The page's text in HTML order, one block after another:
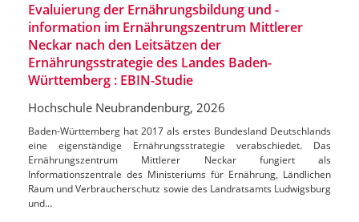
Evaluierung der Ernährungsbildung und -
information im Ernährungszentrum Mittlerer
Neckar nach den Leitsätzen der
Ernährungsstrategie des Landes Baden-
Württemberg : EBIN-Studie
Hochschule Neubrandenburg, 2026
Baden-Württemberg hat 2017 als erstes Bundesland Deutschlands
eine eigenständige Ernährungsstrategie verabschiedet. Das
Ernährungszentrum Mittlerer Neckar fungiert als
Informationszentrale des Ministeriums für Ernährung, Ländlichen
Raum und Verbraucherschutz sowie des Landratsamts Ludwigsburg
und…